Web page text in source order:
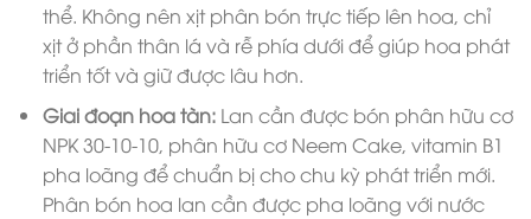
thể. Không nên xịt phân bón trực tiếp lên hoa, chỉ
xịt ở phần thân lá và rễ phía dưới để giúp hoa phát
triển tốt và giữ được lâu hơn.
Giai đoạn hoa tàn: Lan cần được bón phân hữu cơ
NPK 30-10-10, phân hữu cơ Neem Cake, vitamin B1
pha loãng để chuẩn bị cho chu kỳ phát triển mới.
Phân bón hoa lan cần được pha loãng với nước